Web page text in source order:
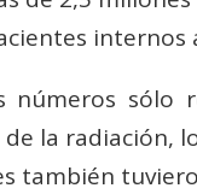
internos
sólo
la radiación,
también